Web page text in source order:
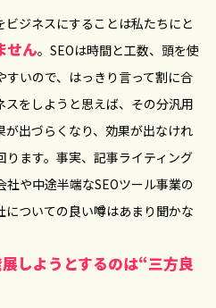
ジネスにすることは私たちにと
せん。SEOは時間と工数、頭を使
いので、はっきり言って割に合
をしようと思えば、その分汎用
出づらくなり、効果が出なけれ
ます。事実、記事ライティング
や中途半端なSEOツール事業の
ついての良い噂はあまり聞かな
しようとするのは“三方良